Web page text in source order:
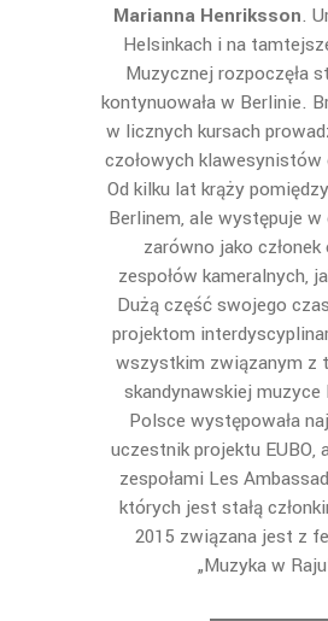
Marianna Henriksson.
Helsinkach i na
Muzycznej rozpoczęła
kontynuowała w Berlinie.
w licznych kursach
czołowych klawesynistów
Od kilku lat krąży
Berlinem, ale występuje w
zarówno jako
zespołów kameralnych,
Dużą część swojego
projektom
wszystkim związanym z
skandynawskiej muzyce
Polsce występowała
uczestnik projektu EUBO,
zespołami Les
których jest stałą
2015 związana jest z
„Muzyka w